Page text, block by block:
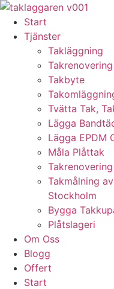
Skip
content
Start
Tjänster
Takläggning
Takrenovering
Takbyte
Tvätta Tak,
Lägga
Lägga EPDM
Måla Plåttak
Takmålning
Stockholm
Bygga
Plåtslageri
Om Oss
Blogg
Offert
Start